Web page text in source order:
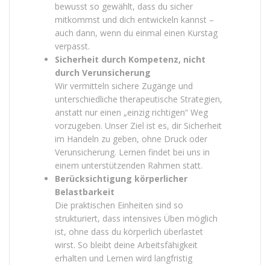
bewusst so gewählt, dass du sicher
mitkommst und dich entwickeln kannst –
auch dann, wenn du einmal einen Kurstag
verpasst.
Sicherheit durch Kompetenz, nicht
durch Verunsicherung
Wir vermitteln sichere Zugänge und
unterschiedliche therapeutische Strategien,
anstatt nur einen „einzig richtigen“ Weg
vorzugeben. Unser Ziel ist es, dir Sicherheit
im Handeln zu geben, ohne Druck oder
Verunsicherung. Lernen findet bei uns in
einem unterstützenden Rahmen statt.
Berücksichtigung körperlicher
Belastbarkeit
Die praktischen Einheiten sind so
strukturiert, dass intensives Üben möglich
ist, ohne dass du körperlich überlastet
wirst. So bleibt deine Arbeitsfähigkeit
erhalten und Lernen wird langfristig